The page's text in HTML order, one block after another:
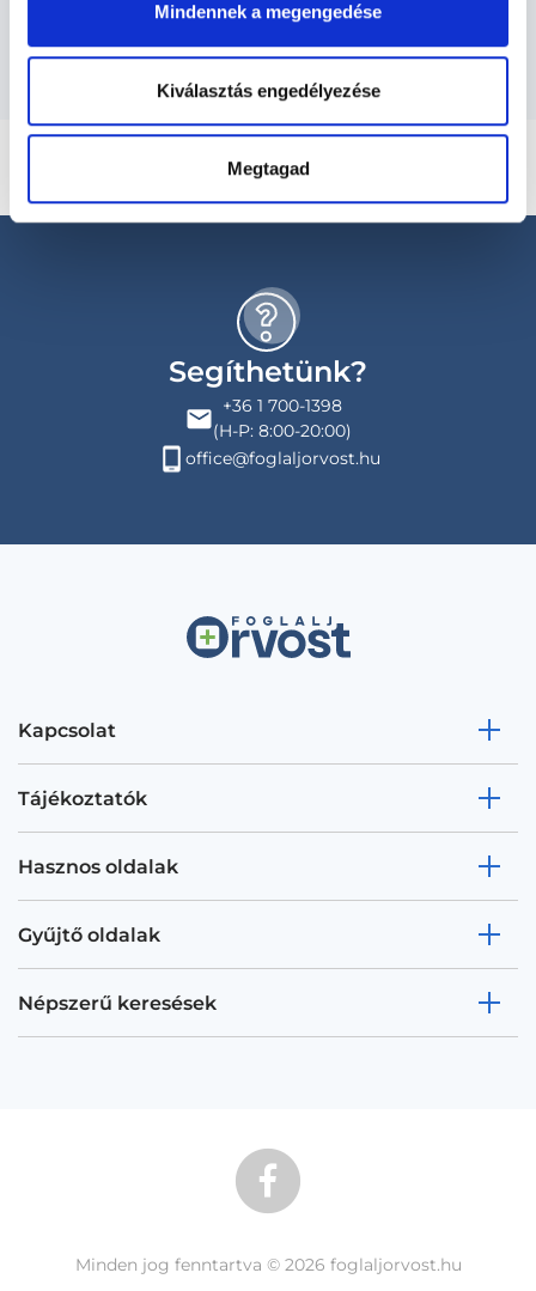
Mindennek a megengedése
Kiválasztás engedélyezése
Megtagad
Segíthetünk?
+36 1 700-1398
(H-P: 8:00-20:00)
office@foglaljorvost.hu
Kapcsolat
Tájékoztatók
Hasznos oldalak
Gyűjtő oldalak
Népszerű keresések
Minden jog fenntartva © 2026 foglaljorvost.hu